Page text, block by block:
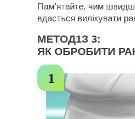
Пам'ятайте, чим
вдасться вилікувати
МЕТОД1З 3:
ЯК ОБРОБИТИ